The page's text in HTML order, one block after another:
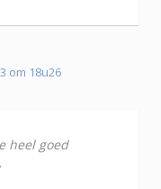
om 18u26
heel goed